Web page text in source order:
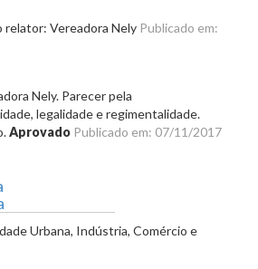
relator: Vereadora Nely Publicado em:
Nely. Parecer pela
legalidade e regimentalidade.
Aprovado Publicado em: 07/11/2017
Urbana, Indústria, Comércio e